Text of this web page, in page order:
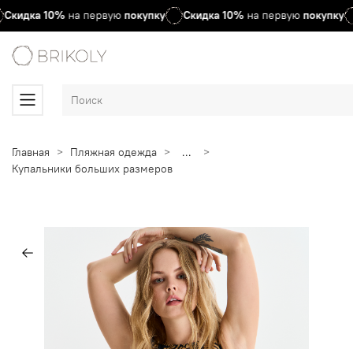
Скидка10%на первуюпокупку Скидка10%на первуюпокупку
Главная Пляжная одежда
...
Купальники больших размеров